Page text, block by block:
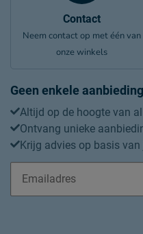
Contact
Neem contact op met één van
onze winkels
Geen enkele
Altijd op de hoogte van
Ontvang unieke
Krijg advies op basis